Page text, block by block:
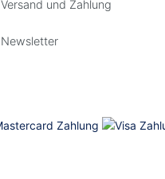
Versand und Zahlung
Newsletter